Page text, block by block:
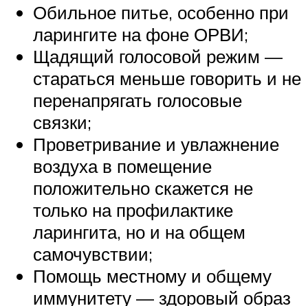
Обильное питье, особенно при
ларингите на фоне ОРВИ;
Щадящий голосовой режим —
стараться меньше говорить и не
перенапрягать голосовые
связки;
Проветривание и увлажнение
воздуха в помещение
положительно скажется не
только на профилактике
ларингита, но и на общем
самочувствии;
Помощь местному и общему
иммунитету — здоровый образ